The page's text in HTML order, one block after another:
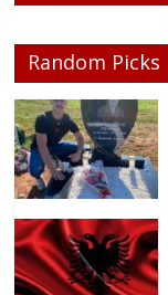
Random Picks